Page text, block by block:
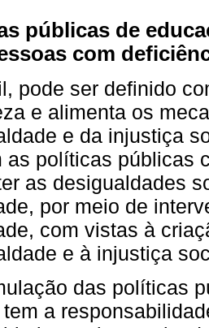
públicas de
com
pode ser definido
e alimenta os
e da injustiça
as políticas públicas
as desigualdades
por meio de
com vistas à
e à injustiça
das políticas
a